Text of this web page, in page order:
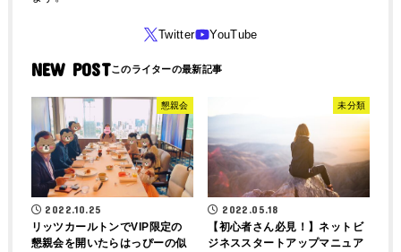
NEW POST
懇親会
2022.10.25
リッツカールトンでVIP限定の
懇親会を開いたらはっぴーの似
未分類
2022.05.18
【初心者さん必見！】ネットビ
ジネススタートアップマニュア